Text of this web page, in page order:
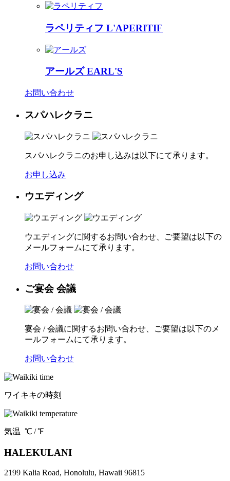
ラペリティフ L'APERITIF
アールズ EARL'S
お問い合わせ
スパハレクラニ
スパハレクラニのお申し込みは以下にて承ります。
お申し込み
ウエディング
ウエディングに関するお問い合わせ、ご要望は以下の
メールフォームにて承ります。
お問い合わせ
ご宴会 会議
宴会 / 会議に関するお問い合わせ、ご要望は以下のメ
ールフォームにて承ります。
お問い合わせ
ワイキキの時刻
気温 ℃ /℉
HALEKULANI
2199 Kalia Road, Honolulu, Hawaii 96815